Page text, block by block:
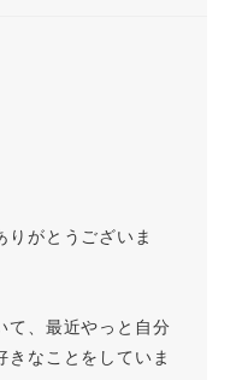
りがとうございま
て、最近やっと自分
きなことをしていま